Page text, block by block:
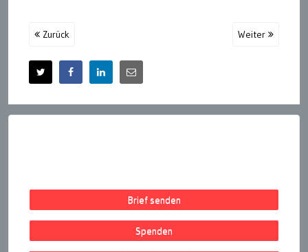
Zurück Weiter
Brief senden
Spenden